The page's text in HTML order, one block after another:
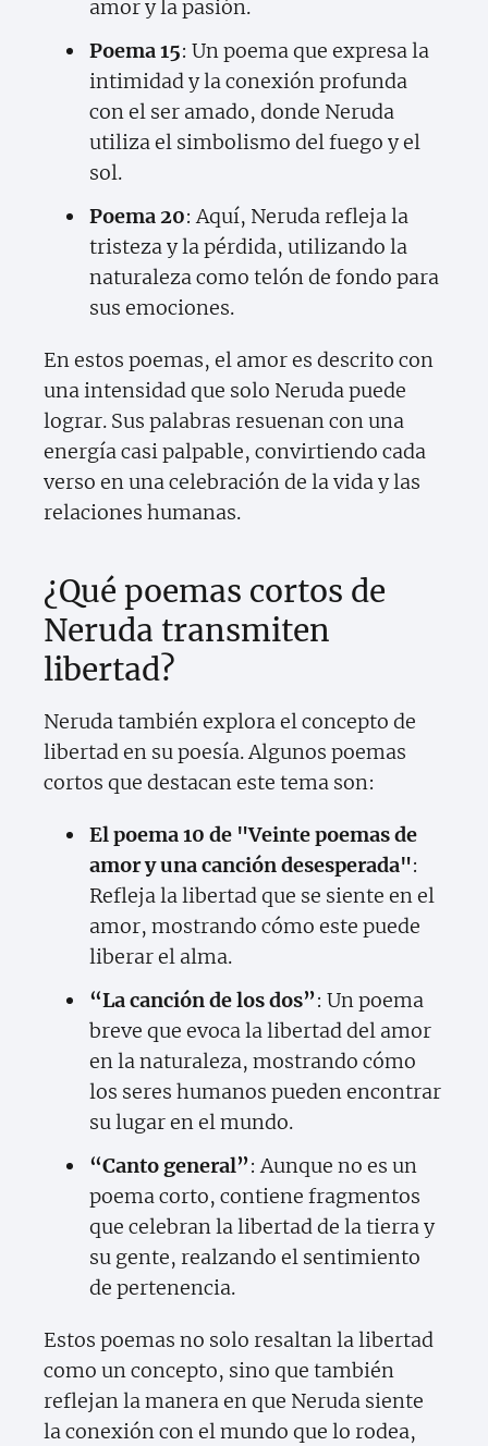
amor y la pasión.
Poema 15: Un poema que expresa la
intimidad y la conexión profunda
con el ser amado, donde Neruda
utiliza el simbolismo del fuego y el
sol.
Poema 20: Aquí, Neruda refleja la
tristeza y la pérdida, utilizando la
naturaleza como telón de fondo para
sus emociones.
En estos poemas, el amor es descrito con
una intensidad que solo Neruda puede
lograr. Sus palabras resuenan con una
energía casi palpable, convirtiendo cada
verso en una celebración de la vida y las
relaciones humanas.
¿Qué poemas cortos de
Neruda transmiten
libertad?
Neruda también explora el concepto de
libertad en su poesía. Algunos poemas
cortos que destacan este tema son:
El poema 10 de "Veinte poemas de
amor y una canción desesperada":
Refleja la libertad que se siente en el
amor, mostrando cómo este puede
liberar el alma.
“La canción de los dos”: Un poema
breve que evoca la libertad del amor
en la naturaleza, mostrando cómo
los seres humanos pueden encontrar
su lugar en el mundo.
“Canto general”: Aunque no es un
poema corto, contiene fragmentos
que celebran la libertad de la tierra y
su gente, realzando el sentimiento
de pertenencia.
Estos poemas no solo resaltan la libertad
como un concepto, sino que también
reflejan la manera en que Neruda siente
la conexión con el mundo que lo rodea,